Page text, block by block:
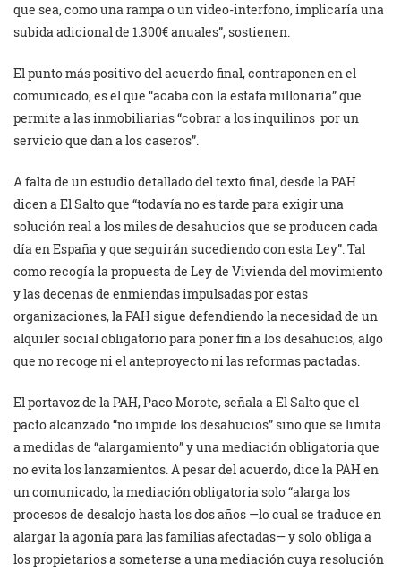
que sea, como una rampa o un video-interfono, implicaría una
subida adicional de 1.300€ anuales”, sostienen.
El punto más positivo del acuerdo final, contraponen en el
comunicado, es el que “acaba con la estafa millonaria” que
permite a las inmobiliarias “cobrar a los inquilinos por un
servicio que dan a los caseros”.
A falta de un estudio detallado del texto final, desde la PAH
dicen a El Salto que “todavía no es tarde para exigir una
solución real a los miles de desahucios que se producen cada
día en España y que seguirán sucediendo con esta Ley”. Tal
como recogía la propuesta de Ley de Vivienda del movimiento
y las decenas de enmiendas impulsadas por estas
organizaciones, la PAH sigue defendiendo la necesidad de un
alquiler social obligatorio para poner fin a los desahucios, algo
que no recoge ni el anteproyecto ni las reformas pactadas.
El portavoz de la PAH, Paco Morote, señala a El Salto que el
pacto alcanzado “no impide los desahucios” sino que se limita
a medidas de “alargamiento” y una mediación obligatoria que
no evita los lanzamientos. A pesar del acuerdo, dice la PAH en
un comunicado, la mediación obligatoria solo “alarga los
procesos de desalojo hasta los dos años —lo cual se traduce en
alargar la agonía para las familias afectadas— y solo obliga a
los propietarios a someterse a una mediación cuya resolución